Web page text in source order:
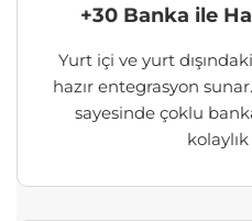
+30 Banka ile
Yurt içi ve yurt
hazır entegrasyon
sayesinde çoklu